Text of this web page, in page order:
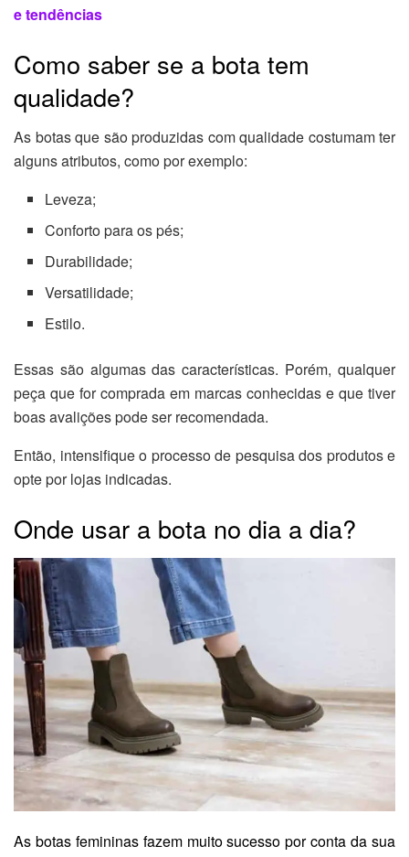
e tendências
Como saber se a bota tem
qualidade?
As botas que são produzidas com qualidade costumam ter
alguns atributos, como por exemplo:
Leveza;
Conforto para os pés;
Durabilidade;
Versatilidade;
Estilo.
Essas são algumas das características. Porém, qualquer
peça que for comprada em marcas conhecidas e que tiver
boas avalições pode ser recomendada.
Então, intensifique o processo de pesquisa dos produtos e
opte por lojas indicadas.
Onde usar a bota no dia a dia?
As botas femininas fazem muito sucesso por conta da sua